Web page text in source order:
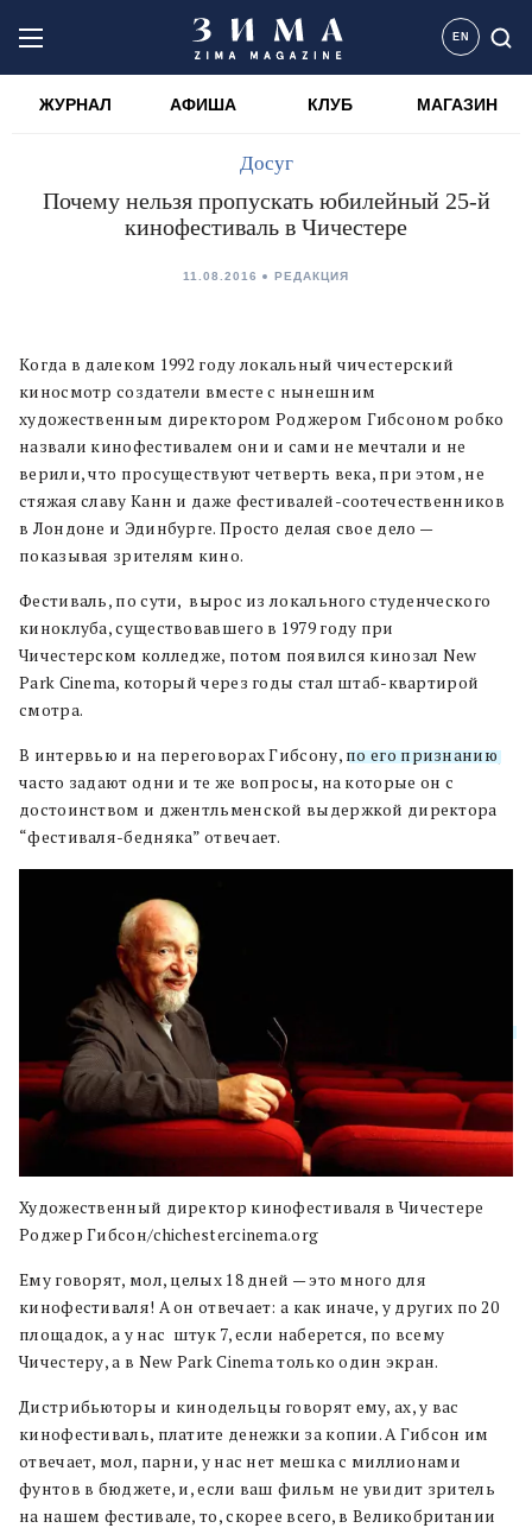
EN
ЖУРНАЛ АФИША КЛУБ МАГАЗИН
Досуг
Почему нельзя пропускать юбилейный 25-й
кинофестиваль в Чичестере
11.08.2016 РЕДАКЦИЯ
Когда в далеком 1992 году локальный чичестерский
киносмотр создатели вместе с нынешним
художественным директором Роджером Гибсоном робко
назвали кинофестивалем они и сами не мечтали и не
верили, что просуществуют четверть века, при этом, не
стяжая славу Канн и даже фестивалей-соотечественников
в Лондоне и Эдинбурге. Просто делая свое дело —
показывая зрителям кино.
Фестиваль, по сути, вырос из локального студенческого
киноклуба, существовавшего в 1979 году при
Чичестерском колледже, потом появился кинозал New
Park Cinema, который через годы стал штаб-квартирой
смотра.
В интервью и на переговорах Гибсону, по его признанию,
часто задают одни и те же вопросы, на которые он с
достоинством и джентльменской выдержкой директора
“фестиваля-бедняка” отвечает.
Художественный директор кинофестиваля в Чичестере
Роджер Гибсон/chichestercinema.org
Ему говорят, мол, целых 18 дней — это много для
кинофестиваля! А он отвечает: а как иначе, у других по 20
площадок, а у нас штук 7, если наберется, по всему
Чичестеру, а в New Park Cinema только один экран.
Дистрибьюторы и кинодельцы говорят ему, ах, у вас
кинофестиваль, платите денежки за копии. А Гибсон им
отвечает, мол, парни, у нас нет мешка с миллионами
фунтов в бюджете, и, если ваш фильм не увидит зритель
на нашем фестивале, то, скорее всего, в Великобритании